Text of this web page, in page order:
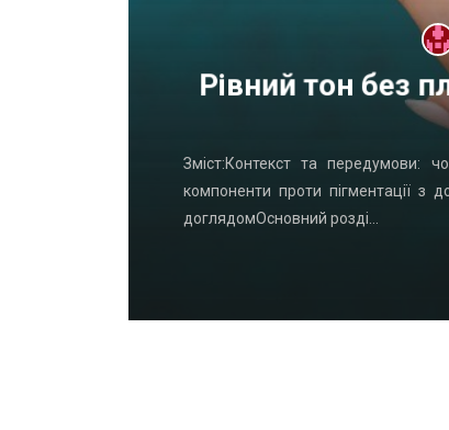
Рівний тон без
Зміст:Контекст та передумови:
компоненти проти пігментації з
доглядомОсновний розді…